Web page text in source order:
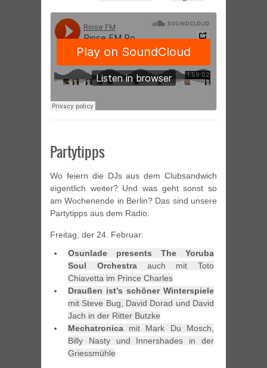
Partytipps
Wo feiern die DJs aus dem Clubsandwich
eigentlich weiter? Und was geht sonst so
am Wochenende in Berlin? Das sind unsere
Partytipps aus dem Radio:
Freitag, der 24. Februar:
Osunlade presents The Yoruba
Soul Orchestraauch mit Toto
Chiavetta im Prince Charles
Draußen ist’s schöner Winterspiele
mit Steve Bug, David Dorad und David
Jach in der Ritter Butzke
Mechatronica mit Mark Du Mosch,
Billy Nasty und Innershades in der
Griessmühle